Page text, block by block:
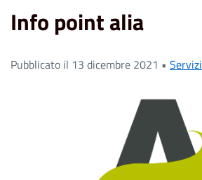
Info point alia
Pubblicato il 13 dicembre 2021 • Servizi